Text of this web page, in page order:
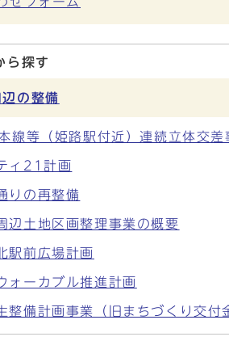
ら探す
の整備
線等（姫路駅付近）連続立体交差
ィ21計画
りの再整備
辺土地区画整理事業の概要
駅前広場計画
ォーカブル推進計画
整備計画事業（旧まちづくり交付